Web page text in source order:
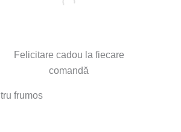
Felicitare cadou la fiecare
comandă
frumos